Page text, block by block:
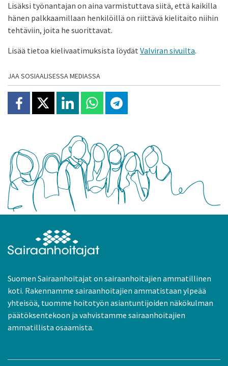
Lisäksi työnantajan on aina varmistuttava siitä, että kaikilla
hänen palkkaamillaan henkilöillä on riittävä kielitaito niihin
tehtäviin, joita he suorittavat.
Lisää tietoa kielivaatimuksista löydät Valviran sivuilta.
JAA SOSIAALISESSA MEDIASSA
Jaa Facebookissa
Jaa X:ssäJaa Linkedinissä
Jaa Whatsappissa
Jaa Telegramissa
Suomen Sairaanhoitajat on sairaanhoitajien ammatillinen
koti. Rakennamme sairaanhoitajien ammatistaan ylpeää
yhteisöä, tuomme hoitotyön asiantuntijoiden näkökulman
päätöksentekoon ja vahvistamme sairaanhoitajien
ammatillista osaamista.